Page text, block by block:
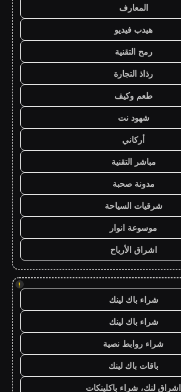
المعارف
هيدب فيديو
رمح التقنية
رذاذ التجارة
طعم وكيف
شهود نت
أركاني
مباشر التقنية
مدونة صحبة
شرقيات السياحة
موسوعة انوار
اشراق الأرباح
!
شراء باك لينك
شراء باك لينك
شراء روابط نصية
باقات باك لينك
اشراق لنك، شراء باكلينكات